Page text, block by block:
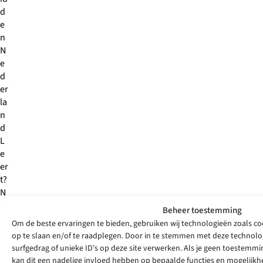
Beheer toestemming
Om de beste ervaringen te bieden, gebruiken wij technologieën zoals
op te slaan en/of te raadplegen. Door in te stemmen met deze
surfgedrag of unieke ID's op deze site verwerken. Als je geen
kan dit een nadelige invloed hebben op bepaalde functies en
d
e
n
N
e
d
er
la
n
d
L
e
er
t?
N